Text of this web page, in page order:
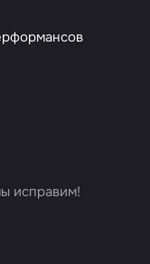
исправим!